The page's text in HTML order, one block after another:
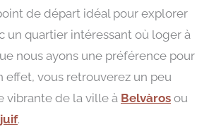
de départ idéal pour explorer
un quartier intéressant où loger à
nous ayons une préférence pour
effet, vous retrouverez un peu
vibrante de la ville à Belvàros ou
.